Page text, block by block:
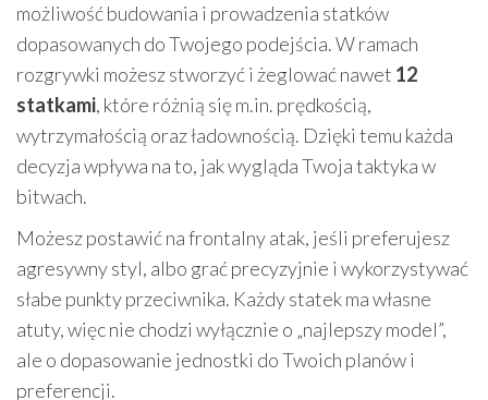
możliwość budowania i prowadzenia statków
dopasowanych do Twojego podejścia. W ramach
rozgrywki możesz stworzyć i żeglować nawet 12
statkami, które różnią się m.in. prędkością,
wytrzymałością oraz ładownością. Dzięki temu każda
decyzja wpływa na to, jak wygląda Twoja taktyka w
bitwach.
Możesz postawić na frontalny atak, jeśli preferujesz
agresywny styl, albo grać precyzyjnie i wykorzystywać
słabe punkty przeciwnika. Każdy statek ma własne
atuty, więc nie chodzi wyłącznie o „najlepszy model”,
ale o dopasowanie jednostki do Twoich planów i
preferencji.